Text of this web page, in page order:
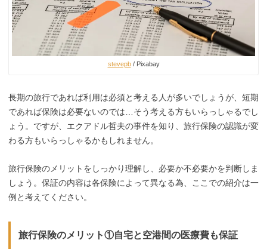
stevepb/ Pixabay
長期の旅行であれば利用は必須と考える人が多いでしょうが、短期
であれば保険は必要ないのでは…そう考える方もいらっしゃるでし
ょう。ですが、エクアドル哲夫の事件を知り、旅行保険の認識が変
わる方もいらっしゃるかもしれません。
旅行保険のメリットをしっかり理解し、必要か不必要かを判断しま
しょう。保証の内容は各保険によって異なる為、ここでの紹介は一
例と考えてください。
旅行保険のメリット①自宅と空港間の医療費も保証